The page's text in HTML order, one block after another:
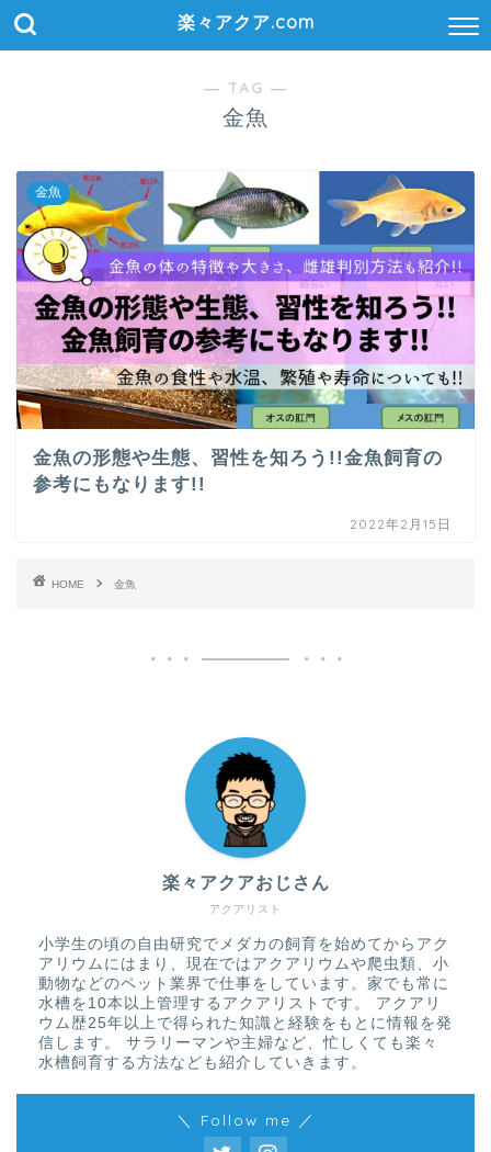
楽々アクア.com
― TAG ―
金魚
金魚
金魚の形態や生態、習性を知ろう!!金魚飼育の
参考にもなります!!
2022年2月15日
HOME 金魚
アクアリスト
楽々アクアおじさん
小学生の頃の自由研究でメダカの飼育を始めてからアク
アリウムにはまり、現在ではアクアリウムや爬虫類、小
動物などのペット業界で仕事をしています。家でも常に
水槽を10本以上管理するアクアリストです。 アクアリ
ウム歴25年以上で得られた知識と経験をもとに情報を発
信します。 サラリーマンや主婦など、忙しくても楽々
水槽飼育する方法なども紹介していきます。
＼ Follow me ／